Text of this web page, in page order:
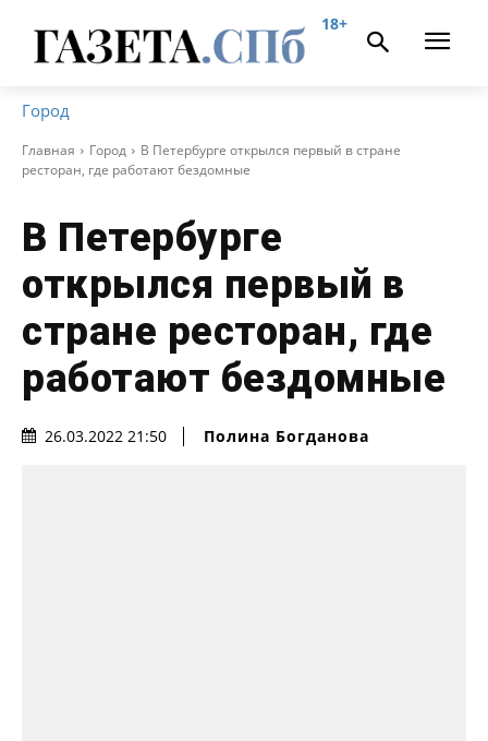
18+
Город
Главная Город
В Петербурге открылся первый в стране
ресторан, где работают бездомные
В Петербурге
открылся первый в
стране ресторан, где
работают бездомные
26.03.2022 21:50 Полина Богданова